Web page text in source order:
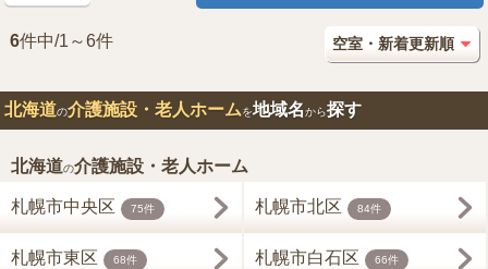
6件中/1～6件
北海道の介護施設・老人ホームを地域名から探す
北海道の介護施設・老人ホーム
札幌市中央区 75件 札幌市北区 84件
札幌市東区 68件 札幌市白石区 66件